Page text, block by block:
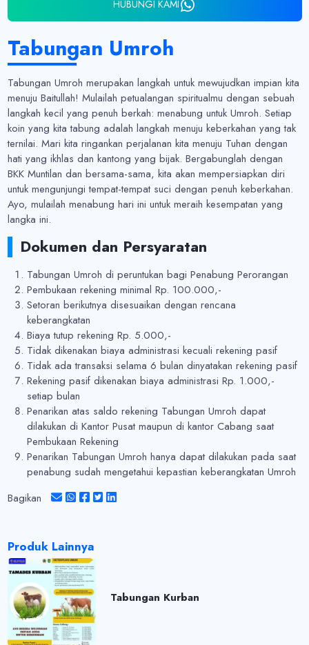
HUBUNGI KAMI
Tabungan Umroh
Tabungan Umroh merupakan langkah untuk mewujudkan impian kita
menuju Baitullah! Mulailah petualangan spiritualmu dengan sebuah
langkah kecil yang penuh berkah: menabung untuk Umroh. Setiap
koin yang kita tabung adalah langkah menuju keberkahan yang tak
ternilai. Mari kita ringankan perjalanan kita menuju Tuhan dengan
hati yang ikhlas dan kantong yang bijak. Bergabunglah dengan
BKK Muntilan dan bersama-sama, kita akan mempersiapkan diri
untuk mengunjungi tempat-tempat suci dengan penuh keberkahan.
Ayo, mulailah menabung hari ini untuk meraih kesempatan yang
langka ini.
Dokumen dan Persyaratan
Tabungan Umroh di peruntukan bagi Penabung Perorangan
Pembukaan rekening minimal Rp. 100.000,-
Setoran berikutnya disesuaikan dengan rencana
keberangkatan
Biaya tutup rekening Rp. 5.000,-
Tidak dikenakan biaya administrasi kecuali rekening pasif
Tidak ada transaksi selama 6 bulan dinyatakan rekening pasif
Rekening pasif dikenakan biaya administrasi Rp. 1.000,-
setiap bulan
Penarikan atas saldo rekening Tabungan Umroh dapat
dilakukan di Kantor Pusat maupun di kantor Cabang saat
Pembukaan Rekening
Penarikan Tabungan Umroh hanya dapat dilakukan pada saat
penabung sudah mengetahui kepastian keberangkatan Umroh
Bagikan
Produk Lainnya
Tabungan Kurban